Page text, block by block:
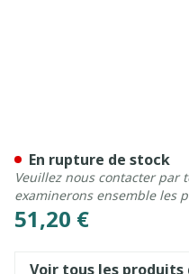
51,20 €
En rupture de stock
Veuillez nous contacter par
examinerons ensemble les
Voir tous les produits